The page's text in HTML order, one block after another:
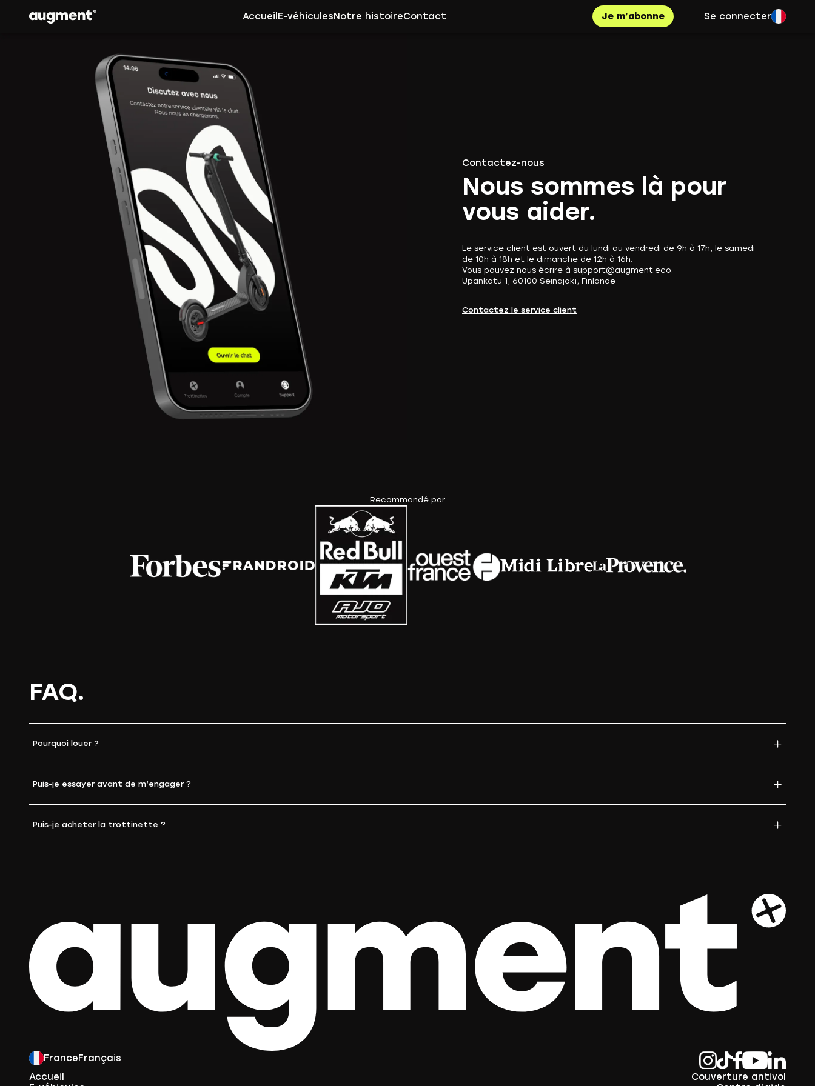
Accueil E-véhiculesNotre histoireContact Je m’abonne Se connecter
Contactez-nous
Nous sommes là pour
vous aider.
Le service client est ouvert du lundi au vendredi de 9h à 17h, le samedi
de 10h à 18h et le dimanche de 12h à 16h.
Vous pouvez nous écrire à support@augment.eco.
Upankatu 1, 60100 Seinäjoki, Finlande
Contactez le service client
Recommandé par
FAQ.
Pourquoi louer ?
Puis-je essayer avant de m’engager ?
Puis-je acheter la trottinette ?
FranceFrançais
Accueil
Couverture antivol